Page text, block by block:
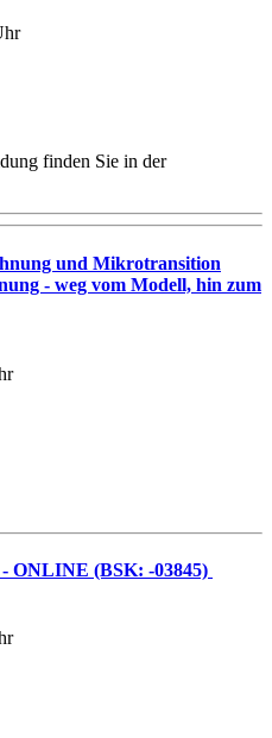
finden Sie in der
und Mikrotransition
- weg vom Modell, hin zum
ONLINE (BSK: -03845)